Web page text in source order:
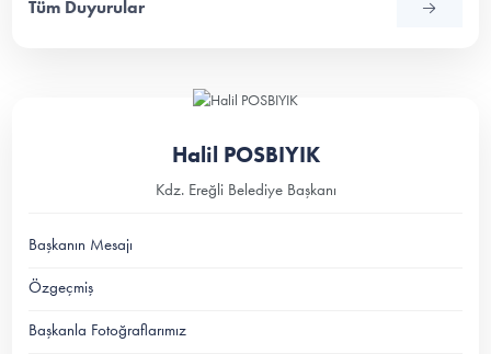
Tüm Duyurular
Halil POSBIYIK
Kdz. Ereğli Belediye Başkanı
Başkanın Mesajı
Özgeçmiş
Başkanla Fotoğraflarımız